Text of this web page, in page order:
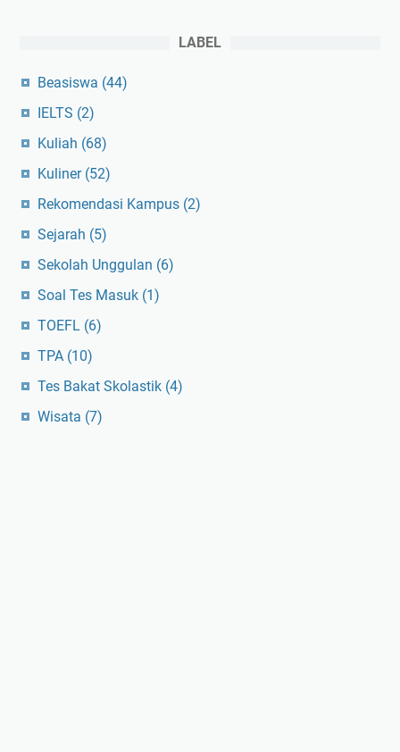
LABEL
Beasiswa (44)
IELTS (2)
Kuliah (68)
Kuliner (52)
Rekomendasi Kampus (2)
Sejarah (5)
Sekolah Unggulan (6)
Soal Tes Masuk (1)
TOEFL (6)
TPA (10)
Tes Bakat Skolastik (4)
Wisata (7)